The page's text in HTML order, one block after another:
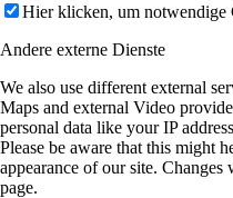
Hier klicken, um notwendige
Andere externe Dienste
We also use different external
Maps and external Video
personal data like your IP
Please be aware that this might
appearance of our site.
page.